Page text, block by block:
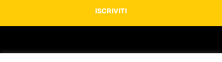
ISCRIVITI